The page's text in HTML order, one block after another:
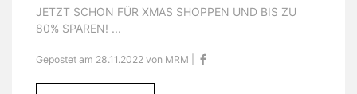
JETZT SCHON FÜR XMAS SHOPPEN UND BIS ZU
80% SPAREN! ...
Gepostet am 28.11.2022 von MRM |